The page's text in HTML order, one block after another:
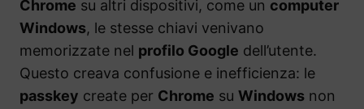
Chrome su altri dispositivi, come un computer
Windows, le stesse chiavi venivano
memorizzate nel profilo Google dell’utente.
Questo creava confusione e inefficienza: le
passkey create per Chrome su Windows non